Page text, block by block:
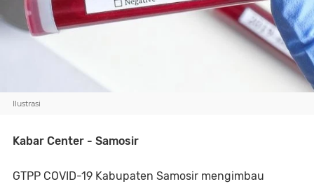
Ilustrasi
Kabar Center - Samosir
GTPP COVID-19 Kabupaten Samosir mengimbau